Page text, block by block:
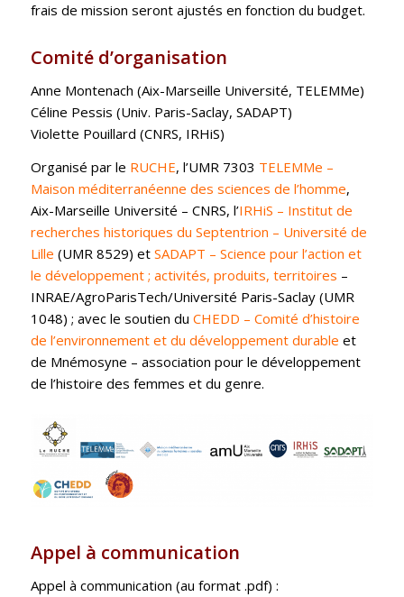
frais de mission seront ajustés en fonction du budget.
Comité d’organisation
Anne Montenach (Aix-Marseille Université, TELEMMe)
Céline Pessis (Univ. Paris-Saclay, SADAPT)
Violette Pouillard (CNRS, IRHiS)
Organisé par le RUCHE, l’UMR 7303 TELEMMe –
Maison méditerranéenne des sciences de l’homme,
Aix-Marseille Université – CNRS, l’IRHiS – Institut de
recherches historiques du Septentrion – Université de
Lille (UMR 8529) et SADAPT – Science pour l’action et
le développement ; activités, produits, territoires –
INRAE/AgroParisTech/Université Paris-Saclay (UMR
1048) ; avec le soutien du CHEDD – Comité d’histoire
de l’environnement et du développement durable et
de Mnémosyne – association pour le développement
de l’histoire des femmes et du genre.
Appel à communication
Appel à communication (au format .pdf) :